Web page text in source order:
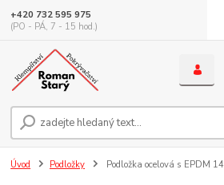
+420 732 595 975
(PO - PÁ, 7 - 15 hod.)
Úvod Podložky Podložka ocelová s EPDM 14